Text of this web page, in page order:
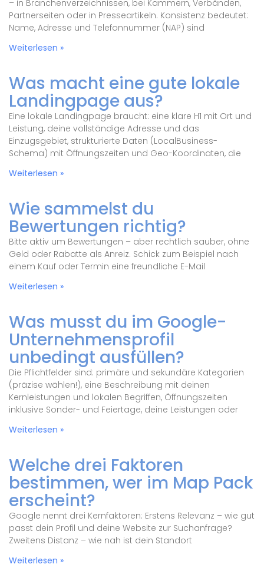
– in Branchenverzeichnissen, bei Kammern, Verbänden,
Partnerseiten oder in Presseartikeln. Konsistenz bedeutet:
Name, Adresse und Telefonnummer (NAP) sind
Weiterlesen »
Was macht eine gute lokale
Landingpage aus?
Eine lokale Landingpage braucht: eine klare H1 mit Ort und
Leistung, deine vollständige Adresse und das
Einzugsgebiet, strukturierte Daten (LocalBusiness-
Schema) mit Öffnungszeiten und Geo-Koordinaten, die
Weiterlesen »
Wie sammelst du
Bewertungen richtig?
Bitte aktiv um Bewertungen – aber rechtlich sauber, ohne
Geld oder Rabatte als Anreiz. Schick zum Beispiel nach
einem Kauf oder Termin eine freundliche E-Mail
Weiterlesen »
Was musst du im Google-
Unternehmensprofil
unbedingt ausfüllen?
Die Pflichtfelder sind: primäre und sekundäre Kategorien
(präzise wählen!), eine Beschreibung mit deinen
Kernleistungen und lokalen Begriffen, Öffnungszeiten
inklusive Sonder- und Feiertage, deine Leistungen oder
Weiterlesen »
Welche drei Faktoren
bestimmen, wer im Map Pack
erscheint?
Google nennt drei Kernfaktoren: Erstens Relevanz – wie gut
passt dein Profil und deine Website zur Suchanfrage?
Zweitens Distanz – wie nah ist dein Standort
Weiterlesen »